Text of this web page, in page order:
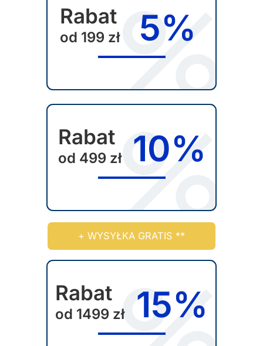
Rabat
od 199 zł 5%
Rabat
od 499 zł 10%
+ WYSYŁKA GRATIS **
Rabat
od 1499 zł 15%